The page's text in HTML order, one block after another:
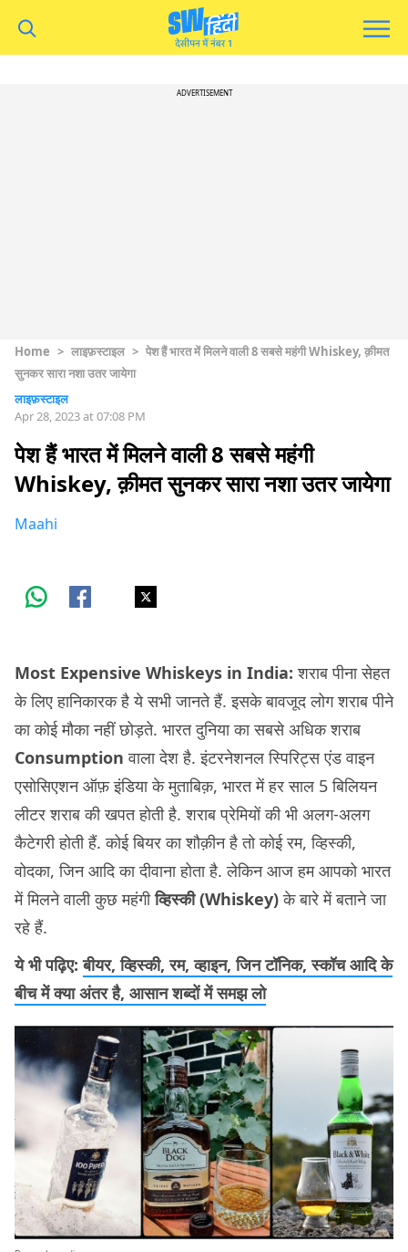
ADVERTISEMENT
Home > लाइफ़स्टाइल > पेश हैं भारत में मिलने वाली 8 सबसे महंगी Whiskey, क़ीमत
सुनकर सारा नशा उतर जायेगा
लाइफ़स्टाइल
Apr 28, 2023 at 07:08 PM
पेश हैं भारत में मिलने वाली 8 सबसे महंगी
Whiskey, क़ीमत सुनकर सारा नशा उतर जायेगा
Maahi
Most Expensive Whiskeys in India:शराब पीना सेहत
के लिए हानिकारक है ये सभी जानते हैं. इसके बावजूद लोग शराब पीने
का कोई मौका नहीं छोड़ते. भारत दुनिया का सबसे अधिक शराब
Consumptionवाला देश है. इंटरनेशनल स्पिरिट्स एंड वाइन
एसोसिएशन ऑफ़ इंडिया के मुताबिक़, भारत में हर साल 5 बिलियन
लीटर शराब की खपत होती है. शराब प्रेमियों की भी अलग-अलग
कैटेगरी होती हैं. कोई बियर का शौक़ीन है तो कोई रम, व्हिस्की,
वोदका, जिन आदि का दीवाना होता है. लेकिन आज हम आपको भारत
में मिलने वाली कुछ महंगीव्हिस्की (Whiskey)के बारे में बताने जा
रहे हैं.
ये भी पढ़िए:बीयर, व्हिस्की, रम, व्हाइन, जिन टॉनिक, स्कॉच आदि के
बीच में क्या अंतर है, आसान शब्दों में समझ लो